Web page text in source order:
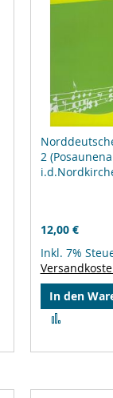
2
12,00 €
Inkl. 7%
In den